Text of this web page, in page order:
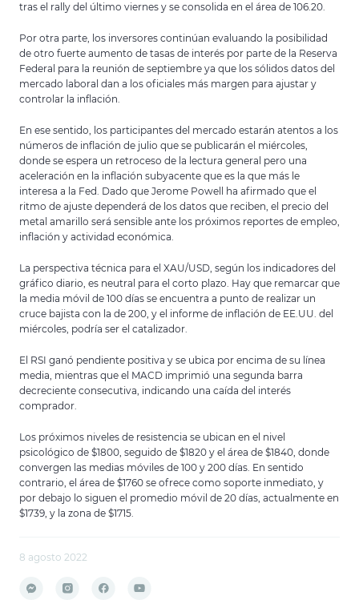
tras el rally del último viernes y se consolida en el área de 106.20.
Por otra parte, los inversores continúan evaluando la posibilidad
de otro fuerte aumento de tasas de interés por parte de la Reserva
Federal para la reunión de septiembre ya que los sólidos datos del
mercado laboral dan a los oficiales más margen para ajustar y
controlar la inflación.
En ese sentido, los participantes del mercado estarán atentos a los
números de inflación de julio que se publicarán el miércoles,
donde se espera un retroceso de la lectura general pero una
aceleración en la inflación subyacente que es la que más le
interesa a la Fed. Dado que Jerome Powell ha afirmado que el
ritmo de ajuste dependerá de los datos que reciben, el precio del
metal amarillo será sensible ante los próximos reportes de empleo,
inflación y actividad económica.
La perspectiva técnica para el XAU/USD, según los indicadores del
gráfico diario, es neutral para el corto plazo. Hay que remarcar que
la media móvil de 100 días se encuentra a punto de realizar un
cruce bajista con la de 200, y el informe de inflación de EE.UU. del
miércoles, podría ser el catalizador.
El RSI ganó pendiente positiva y se ubica por encima de su línea
media, mientras que el MACD imprimió una segunda barra
decreciente consecutiva, indicando una caída del interés
comprador.
Los próximos niveles de resistencia se ubican en el nivel
psicológico de $1800, seguido de $1820 y el área de $1840, donde
convergen las medias móviles de 100 y 200 días. En sentido
contrario, el área de $1760 se ofrece como soporte inmediato, y
por debajo lo siguen el promedio móvil de 20 días, actualmente en
$1739, y la zona de $1715.
8 agosto 2022